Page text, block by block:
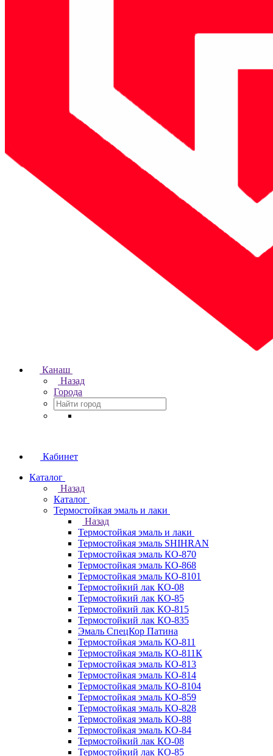
Канаш
Назад
Города
Кабинет
Каталог
Назад
Каталог
Термостойкая эмаль и лаки
Назад
Термостойкая эмаль и лаки
Термостойкая эмаль SHIHRAN
Термостойкая эмаль КО-870
Термостойкая эмаль КО-868
Термостойкая эмаль КО-8101
Термостойкий лак КО-08
Термостойкий лак КО-85
Термостойкий лак КО-815
Термостойкий лак КО-835
Эмаль СпецКор Патина
Термостойкая эмаль КО-811
Термостойкая эмаль КО-811К
Термостойкая эмаль КО-813
Термостойкая эмаль КО-814
Термостойкая эмаль КО-8104
Термостойкая эмаль КО-859
Термостойкая эмаль КО-828
Термостойкая эмаль КО-88
Термостойкая эмаль КО-84
Термостойкий лак КО-08
Термостойкий лак КО-85